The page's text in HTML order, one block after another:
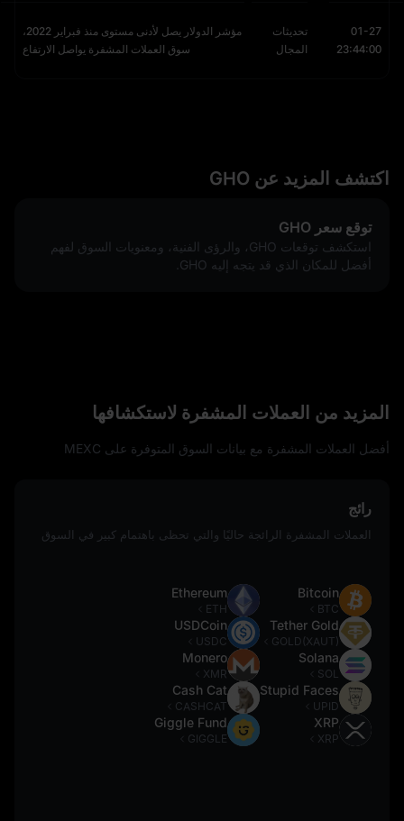
01-27
23:44:00
تحديثات
المجال
مؤشر الدولار يصل لأدنى مستوى منذ فبراير 2022،
سوق العملات المشفرة يواصل الارتفاع
اكتشف المزيد عن GHO
توقع سعر GHO
استكشف توقعات GHO، والرؤى الفنية، ومعنويات السوق لفهم
أفضل للمكان الذي قد يتجه إليه GHO.
المزيد من العملات المشفرة لاستكشافها
أفضل العملات المشفرة مع بيانات السوق المتوفرة على MEXC
رائج
العملات المشفرة الرائجة حاليًا والتي تحظى باهتمام كبير في السوق
Bitcoin
BTC
Tether Gold
GOLD(XAUT)
Solana
SOL
Stupid Faces
UPID
XRP
XRP
Ethereum
ETH
USDCoin
USDC
Monero
XMR
Cash Cat
CASHCAT
Giggle Fund
GIGGLE